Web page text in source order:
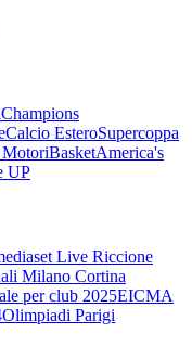
Champions
Calcio EsteroSupercoppa
BasketAmerica's
UP
Live Riccione
Milano Cortina
per club 2025EICMA
Olimpiadi Parigi